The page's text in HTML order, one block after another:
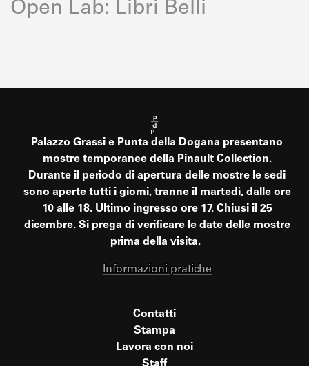
Open Lab: Libri Belli
Palazzo Grassi e Punta della Dogana presentano
mostre temporanee della Pinault Collection.
Durante il periodo di apertura delle mostre le sedi
sono aperte tutti i giorni, tranne il martedì, dalle ore
10 alle 18. Ultimo ingresso ore 17. Chiusi il 25
dicembre. Si prega di verificare le date delle mostre
prima della visita.
Informazioni pratiche
Contatti
Stampa
Lavora con noi